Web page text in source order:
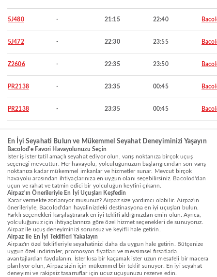
5J480 - 21:15 22:40
5J472 - 22:30 23:55
Z2606 - 22:35 23:50
PR2138 - 23:35 00:45
PR2138 - 23:35 00:45
En İyi Seyahati Bulun ve Mükemmel Seyahat Deneyiminizi Yaşayın
Bacolod'e Favori Havayolunuzu Seçin
İster iş ister tatil amaçlı seyahat ediyor olun, varış noktanıza birçok uçuş
seçeneği mevcuttur. Her havayolu, yolculuğunuzun başlangıcından son varış
noktanıza kadar mükemmel imkanlar ve hizmetler sunar. Mevcut birçok
havayolu arasından ihtiyaçlarınıza en uygun olanı seçebilirsiniz. Bacolod'dan
uçun ve rahat ve tatmin edici bir yolculuğun keyfini çıkarın.
Airpaz'ın Önerileriyle En İyi Uçuşları Keşfedin
Karar vermekte zorlanıyor musunuz? Airpaz size yardımcı olabilir. Airpaz'ın
önerileriyle, Bacolod'dan hayalinizdeki destinasyona en iyi uçuşları bulun.
Farklı seçenekleri karşılaştırarak en iyi teklifi aldığınızdan emin olun. Ayrıca,
yolculuğunuz için ihtiyaçlarınıza göre özel hizmet seçenekleri de sunuyoruz.
Airpaz ile uçuş deneyiminizi sorunsuz ve keyifli hale getirin.
Airpaz ile En İyi Teklifleri Yakalayın
Airpaz'ın özel teklifleriyle seyahatinizi daha da uygun hale getirin. Bütçenize
uygun özel indirimler, promosyon fiyatları ve mevsimsel fırsatlarla
avantajlardan faydalanın. İster kısa bir kaçamak ister uzun mesafeli bir macera
planlıyor olun, Airpaz sizin için mükemmel bir teklif sunuyor. En iyi seyahat
deneyimi ve rakipsiz tasarruflar için ucuz uçuşunuzu rezerve edin.